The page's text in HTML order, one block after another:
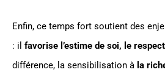
Enfin, ce temps fort soutient des
: il favorise l’estime de soi, le respect
différence, la sensibilisation à la